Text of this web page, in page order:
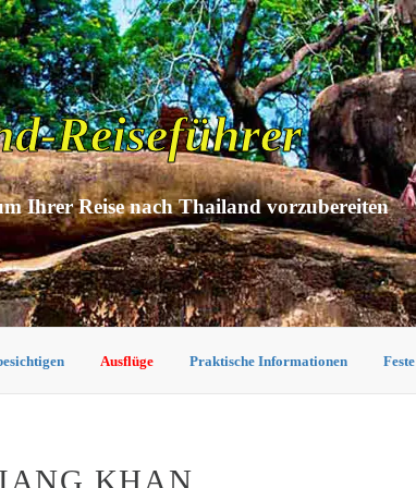
Reiseführer
Ihrer Reise nach Thailand vorzubereiten
Ausflüge Praktische Informationen Feste
KHAN